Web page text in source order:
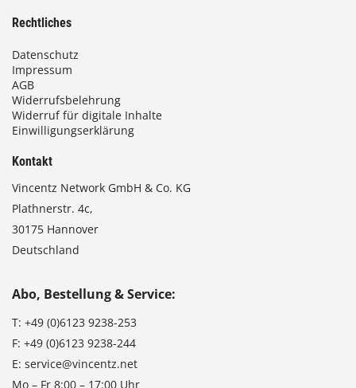
Rechtliches
Datenschutz
Impressum
AGB
Widerrufsbelehrung
Widerruf für digitale Inhalte
Einwilligungserklärung
Kontakt
Vincentz Network GmbH & Co. KG
Plathnerstr. 4c,
30175 Hannover
Deutschland
Abo, Bestellung & Service:
T: +49 (0)6123 9238-253
F: +49 (0)6123 9238-244
E: service@vincentz.net
Mo – Fr 8:00 – 17:00 Uhr